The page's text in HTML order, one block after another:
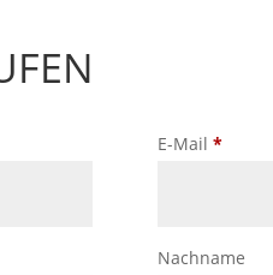
E-Mail *
Nachname